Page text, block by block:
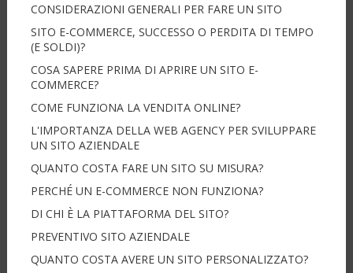
CONSIDERAZIONI GENERALI PER FARE UN SITO
SITO E-COMMERCE, SUCCESSO O PERDITA DI TEMPO
(E SOLDI)?
COSA SAPERE PRIMA DI APRIRE UN SITO E-
COMMERCE?
COME FUNZIONA LA VENDITA ONLINE?
L'IMPORTANZA DELLA WEB AGENCY PER SVILUPPARE
UN SITO AZIENDALE
QUANTO COSTA FARE UN SITO SU MISURA?
PERCHÉ UN E-COMMERCE NON FUNZIONA?
DI CHI È LA PIATTAFORMA DEL SITO?
PREVENTIVO SITO AZIENDALE
QUANTO COSTA AVERE UN SITO PERSONALIZZATO?